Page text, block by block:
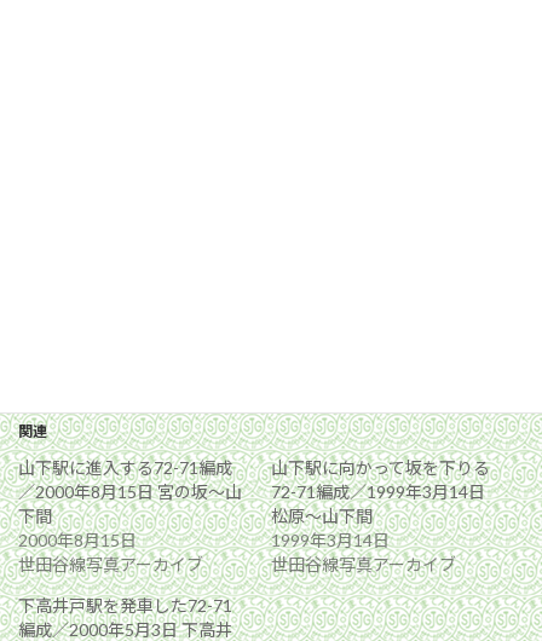
関連
山下駅に進入する72-71編成
／2000年8月15日 宮の坂〜山
下間
2000年8月15日
世田谷線写真アーカイブ
山下駅に向かって坂を下りる
72-71編成／1999年3月14日
松原〜山下間
1999年3月14日
世田谷線写真アーカイブ
下高井戸駅を発車した72-71
編成／2000年5月3日 下高井